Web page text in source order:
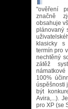
"ověření
značně
obsahuje
plánovaný
klasicky s
termín pro
nechtěný
zátěž
100%
úspěšnosti
být
Avira,...).
pro XP (se